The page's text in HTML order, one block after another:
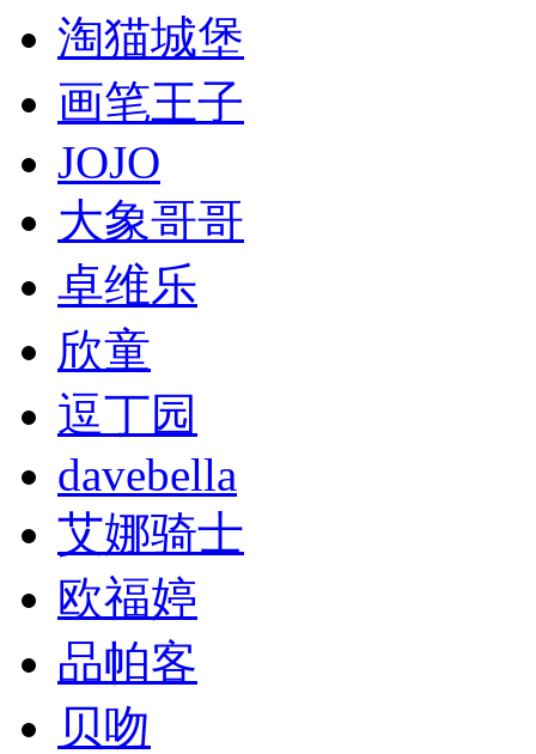
淘猫城堡
画笔王子
JOJO
大象哥哥
卓维乐
欣童
逗丁园
davebella
艾娜骑士
欧福婷
品帕客
贝吻